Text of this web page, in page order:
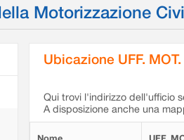
Motorizzazione
Ubicazione UFF.
Qui trovi l'indirizzo dell'ufficio
A disposizione anche una